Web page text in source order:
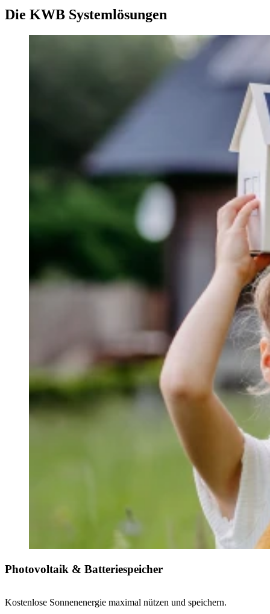
Die KWB Systemlösungen
Photovoltaik & Batteriespeicher
Kostenlose Sonnenenergie maximal nützen und speichern.